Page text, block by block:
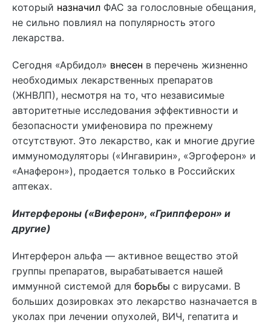
который назначил ФАС за голословные обещания,
не сильно повлиял на популярность этого
лекарства.
Сегодня «Арбидол» внесен в перечень жизненно
необходимых лекарственных препаратов
(ЖНВЛП), несмотря на то, что независимые
авторитетные исследования эффективности и
безопасности умифеновира по прежнему
отсутствуют. Это лекарство, как и многие другие
иммуномодуляторы («Ингавирин», «Эргоферон» и
«Анаферон»), продается только в Российских
аптеках.
Интерфероны («Виферон», «Гриппферон» и
другие)
Интерферон альфа — активное вещество этой
группы препаратов, вырабатывается нашей
иммунной системой для борьбы с вирусами. В
больших дозировках это лекарство назначается в
уколах при лечении опухолей, ВИЧ, гепатита и